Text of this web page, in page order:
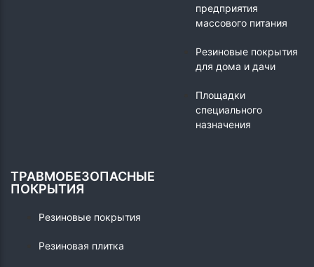
предприятия
массового питания
Резиновые покрытия
для дома и дачи
Площадки
специального
назначения
ТРАВМОБЕЗОПАСНЫЕ
ПОКРЫТИЯ
Резиновые покрытия
Резиновая плитка